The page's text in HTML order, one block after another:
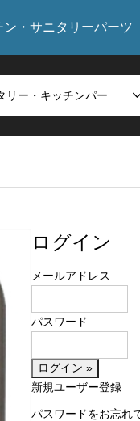
ン・サニタリーパーツ
ログイン
メールアドレス
パスワード
新規ユーザー登録
パスワードをお忘れ